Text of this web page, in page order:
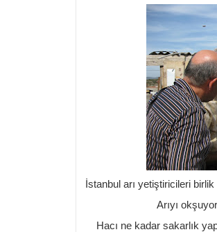
İstanbul arı yetiştiricileri
Arıyı
Hacı ne kadar sakarlık